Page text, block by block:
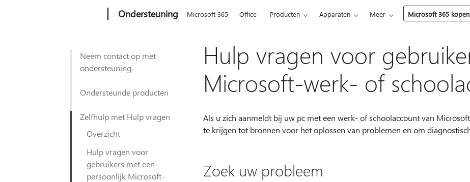
Ondersteuning Microsoft 365 Office Producten Apparaten Meer Microsoft 365 kopen
Neem contact op met
ondersteuning.
Ondersteunde producten
Zelfhulp met Hulp vragen
Overzicht
Hulp vragen voor
gebruikers met een
persoonlijk Microsoft-
Hulp vragen voor
Microsoft-werk- of
Als u zich aanmeldt bij uw pc met een werk- of schoolaccount van
te krijgen tot bronnen voor het oplossen van problemen en om
Zoek uw probleem